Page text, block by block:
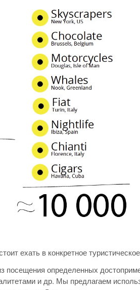
ехать в конкретное
посещения определенных
и др. Мы предлагаем